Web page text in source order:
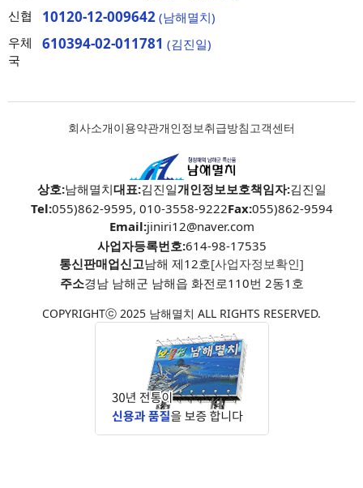
신협
10120-12-009642 (남해멸치)
우체
국
610394-02-011781 (김진일)
회사소개이용약관개인정보취급방침고객센터
상호:남해멸치대표:김진일개인정보보호책임자:김진일
Tel:055)862-9595, 010-3558-9222Fax:055)862-9594
Email:jiniri12@naver.com
사업자등록번호:614-98-17535
통신판매업신고남해 제12호[사업자정보확인]
주소경남 남해군 남해읍 화전로110번 2동1호
COPYRIGHTⓒ 2025 남해멸치 ALL RIGHTS RESERVED.